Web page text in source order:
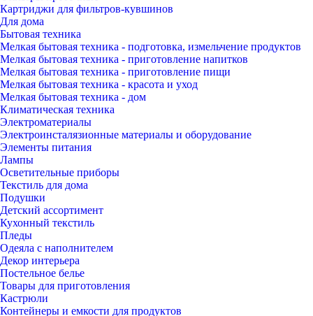
Картриджи для фильтров-кувшинов
Для дома
Бытовая техника
Мелкая бытовая техника - подготовка, измельчение продуктов
Мелкая бытовая техника - приготовление напитков
Мелкая бытовая техника - приготовление пищи
Мелкая бытовая техника - красота и уход
Мелкая бытовая техника - дом
Климатическая техника
Электроматериалы
Электроинсталязионные материалы и оборудование
Элементы питания
Лампы
Осветительные приборы
Текстиль для дома
Подушки
Детский ассортимент
Кухонный текстиль
Пледы
Одеяла с наполнителем
Декор интерьера
Постельное белье
Товары для приготовления
Кастрюли
Контейнеры и емкости для продуктов